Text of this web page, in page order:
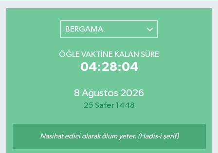
BERGAMA
ÖĞLE VAKTINE KALAN SÜRE
04:28:04
8 Ağustos 2026
25 Safer 1448
Nasihat edici olarak ölüm yeter. (Hadis-i şerif)
İzmir Trafik Yoğunluk Haritası
Süper Lig Puan Durumu ve Fikstür
Tüm Manşetler
Haber Arşivi